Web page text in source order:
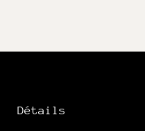
Détails